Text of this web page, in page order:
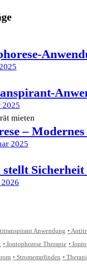
2025
–
2025
Anwendung
Iontophorese Therapie
Stromempfinden